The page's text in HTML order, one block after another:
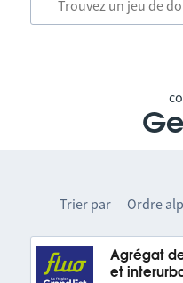
Trier par Ordre
Agrégat
et